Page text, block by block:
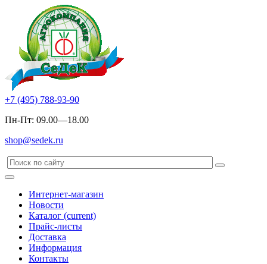
+7 (495) 788-93-90
Пн-Пт: 09.00—18.00
shop@sedek.ru
Интернет-магазин
Новости
Каталог (current)
Прайс-листы
Доставка
Информация
Контакты